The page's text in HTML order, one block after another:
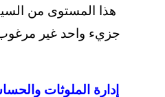
هذا المستوى من
جزيء واحد غير مرغوب
3. إدارة الملوثات